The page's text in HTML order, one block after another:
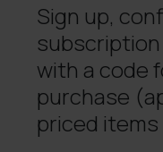
Sign up,
subscription
with a code
purchase
priced items